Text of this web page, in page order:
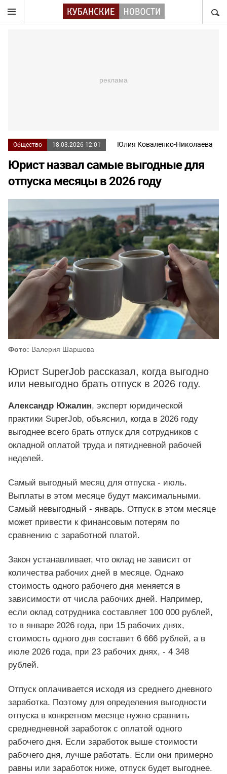
Общество 18.03.2026 12:01 Юлия Коваленко-Николаева
Юрист назвал самые выгодные для
отпуска месяцы в 2026 году
Фото: Валерия Шаршова
Юрист SuperJob рассказал, когда выгодно
или невыгодно брать отпуск в 2026 году.
Александр Южалин, эксперт юридической
практики SuperJob, объяснил, когда в 2026 году
выгоднее всего брать отпуск для сотрудников с
окладной оплатой труда и пятидневной рабочей
неделей.
Самый выгодный месяц для отпуска - июль.
Выплаты в этом месяце будут максимальными.
Самый невыгодный - январь. Отпуск в этом месяце
может привести к финансовым потерям по
сравнению с заработной платой.
Закон устанавливает, что оклад не зависит от
количества рабочих дней в месяце. Однако
стоимость одного рабочего дня меняется в
зависимости от числа рабочих дней. Например,
если оклад сотрудника составляет 100 000 рублей,
то в январе 2026 года, при 15 рабочих днях,
стоимость одного дня составит 6 666 рублей, а в
июле 2026 года, при 23 рабочих днях, - 4 348
рублей.
Отпуск оплачивается исходя из среднего дневного
заработка. Поэтому для определения выгодности
отпуска в конкретном месяце нужно сравнить
среднедневной заработок с оплатой одного
рабочего дня. Если заработок выше стоимости
рабочего дня, лучше работать. Если они примерно
равны или заработок ниже, отпуск будет выгоднее.